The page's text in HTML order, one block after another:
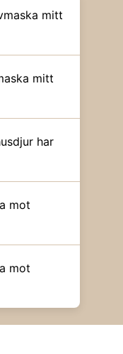
mitt
mitt
har
mot
mot